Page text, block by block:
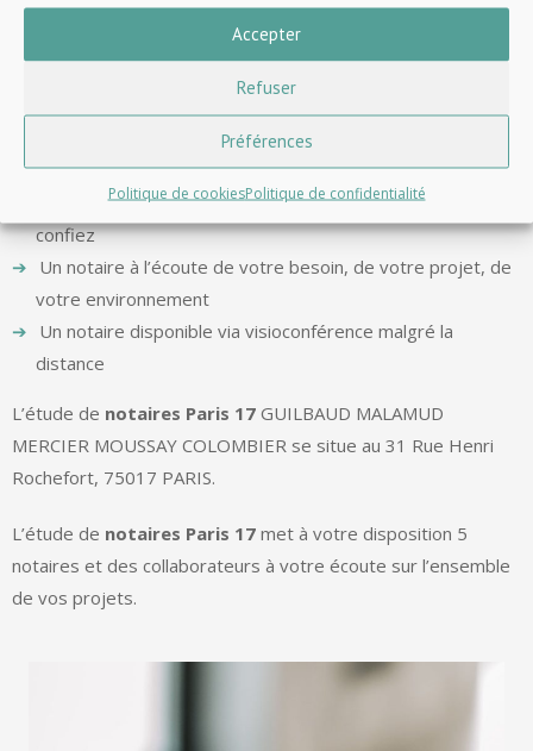
Accepter
Refuser
Préférences
Politique de cookiesPolitique de confidentialité
Le choix de votre notaire est donc important sur plus d’un
Un notaire géographiquement proche de vous
Un notaire expérimenté depuis 1981
Un notaire réactif et maîtrisant le domaine que vous lui
confiez
Un notaire à l’écoute de votre besoin, de votre projet, de
votre environnement
Un notaire disponible via visioconférence malgré la
distance
L’étude de notaires Paris 17 GUILBAUD MALAMUD
MERCIER MOUSSAY COLOMBIER se situe au 31 Rue Henri
Rochefort, 75017 PARIS.
L’étude de notaires Paris 17 met à votre disposition 5
notaires et des collaborateurs à votre écoute sur l’ensemble
de vos projets.